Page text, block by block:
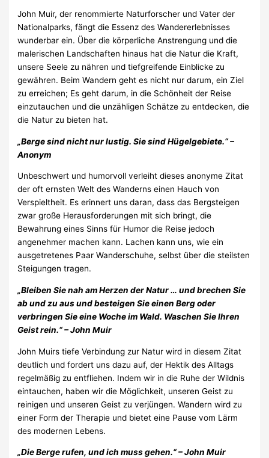
John Muir, der renommierte Naturforscher und Vater der
Nationalparks, fängt die Essenz des Wandererlebnisses
wunderbar ein. Über die körperliche Anstrengung und die
malerischen Landschaften hinaus hat die Natur die Kraft,
unsere Seele zu nähren und tiefgreifende Einblicke zu
gewähren. Beim Wandern geht es nicht nur darum, ein Ziel
zu erreichen; Es geht darum, in die Schönheit der Reise
einzutauchen und die unzähligen Schätze zu entdecken, die
die Natur zu bieten hat.
„Berge sind nicht nur lustig. Sie sind Hügelgebiete.“ –
Anonym
Unbeschwert und humorvoll verleiht dieses anonyme Zitat
der oft ernsten Welt des Wanderns einen Hauch von
Verspieltheit. Es erinnert uns daran, dass das Bergsteigen
zwar große Herausforderungen mit sich bringt, die
Bewahrung eines Sinns für Humor die Reise jedoch
angenehmer machen kann. Lachen kann uns, wie ein
ausgetretenes Paar Wanderschuhe, selbst über die steilsten
Steigungen tragen.
„Bleiben Sie nah am Herzen der Natur … und brechen Sie
ab und zu aus und besteigen Sie einen Berg oder
verbringen Sie eine Woche im Wald. Waschen Sie Ihren
Geist rein.“ – John Muir
John Muirs tiefe Verbindung zur Natur wird in diesem Zitat
deutlich und fordert uns dazu auf, der Hektik des Alltags
regelmäßig zu entfliehen. Indem wir in die Ruhe der Wildnis
eintauchen, haben wir die Möglichkeit, unseren Geist zu
reinigen und unseren Geist zu verjüngen. Wandern wird zu
einer Form der Therapie und bietet eine Pause vom Lärm
des modernen Lebens.
„Die Berge rufen, und ich muss gehen.“ – John Muir